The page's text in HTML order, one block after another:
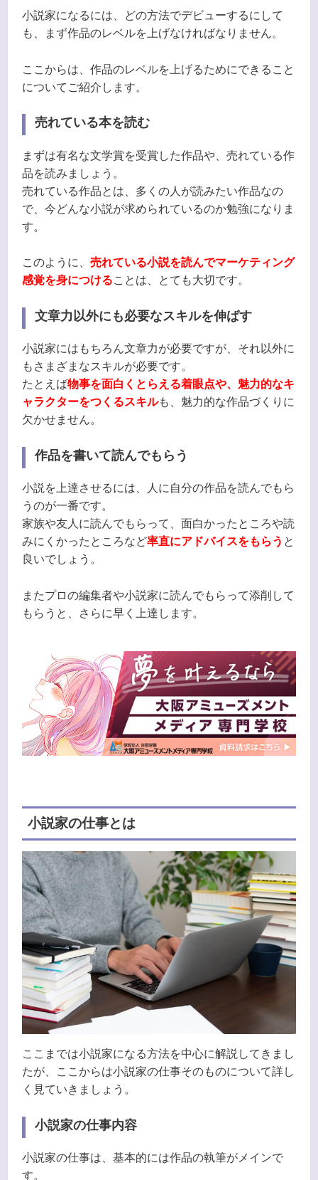
小説家になるには、どの方法でデビューするにして
も、まず作品のレベルを上げなければなりません。
ここからは、作品のレベルを上げるためにできること
についてご紹介します。
売れている本を読む
まずは有名な文学賞を受賞した作品や、売れている作
品を読みましょう。
売れている作品とは、多くの人が読みたい作品なの
で、今どんな小説が求められているのか勉強になりま
す。
このように、 売れている小説を読んでマーケティング
感覚を身につけることは、とても大切です。
文章力以外にも必要なスキルを伸ばす
小説家にはもちろん文章力が必要ですが、それ以外に
もさまざまなスキルが必要です。
たとえば物事を面白くとらえる着眼点や、魅力的なキ
ャラクターをつくるスキルも、魅力的な作品づくりに
欠かせません。
作品を書いて読んでもらう
小説を上達させるには、人に自分の作品を読んでもら
うのが一番です。
家族や友人に読んでもらって、面白かったところや読
みにくかったところなど率直にアドバイスをもらう と
良いでしょう。
またプロの編集者や小説家に読んでもらって添削して
もらうと、さらに早く上達します。
小説家の仕事とは
ここまでは小説家になる方法を中心に解説してきまし
たが、ここからは小説家の仕事そのものについて詳し
く見ていきましょう。
小説家の仕事内容
小説家の仕事は、基本的には作品の執筆がメインで
す。